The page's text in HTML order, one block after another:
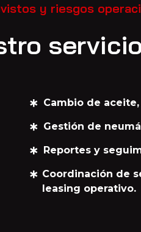
y riesgos
Cambio de
Gestión de
Reportes y
Coordinación de
leasing operativo.